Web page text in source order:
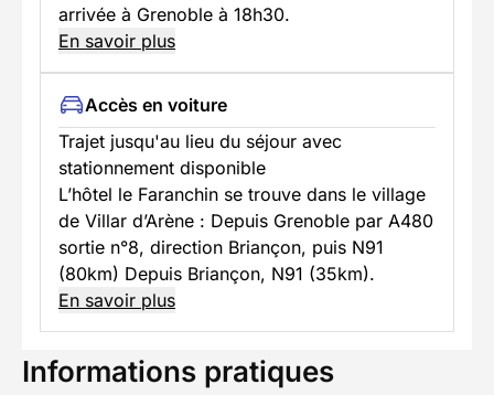
arrivée à Grenoble à 18h30.
En savoir plus
Accès en voiture
Trajet jusqu'au lieu du séjour avec
stationnement disponible
L’hôtel le Faranchin se trouve dans le village
de Villar d’Arène : Depuis Grenoble par A480
sortie n°8, direction Briançon, puis N91
(80km) Depuis Briançon, N91 (35km).
En savoir plus
Informations pratiques